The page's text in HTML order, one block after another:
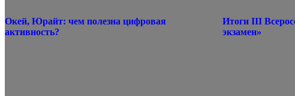
Окей, Юрайт: чем полезна цифровая
активность?
Итоги III Всероссийской акции «Тотальный
экзамен»